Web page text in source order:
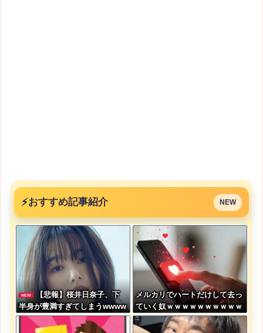
⚡おすすめ記事紹介 NEW
NEW
【悲報】桜井日奈子、下
半身が豊満すぎてしまうwwww
ww
メルカリでハートだけして去っ
ていく奴ｗｗｗｗｗｗｗｗｗｗ
ｗｗｗ